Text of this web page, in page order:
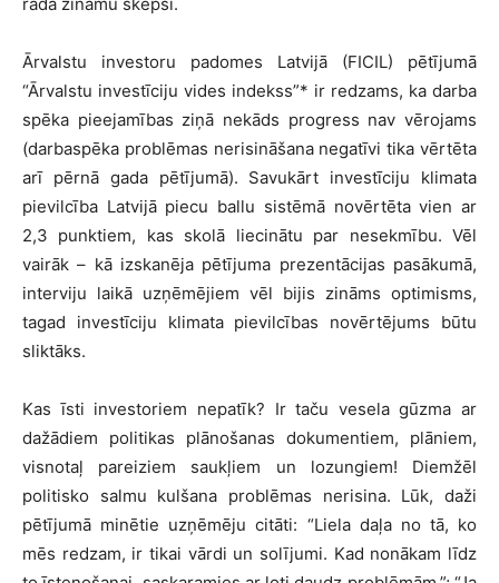
Ārvalstu investoru padomes Latvijā (FICIL) pētījumā
“Ārvalstu investīciju vides indekss”* ir redzams, ka darba
spēka pieejamības ziņā nekāds progress nav vērojams
(darbaspēka problēmas nerisināšana negatīvi tika vērtēta
arī pērnā gada pētījumā). Savukārt investīciju klimata
pievilcība Latvijā piecu ballu sistēmā novērtēta vien ar
2,3 punktiem, kas skolā liecinātu par nesekmību. Vēl
vairāk – kā izskanēja pētījuma prezentācijas pasākumā,
interviju laikā uzņēmējiem vēl bijis zināms optimisms,
tagad investīciju klimata pievilcības novērtējums būtu
sliktāks.
Kas īsti investoriem nepatīk? Ir taču vesela gūzma ar
dažādiem politikas plānošanas dokumentiem, plāniem,
visnotaļ pareiziem saukļiem un lozungiem! Diemžēl
politisko salmu kulšana problēmas nerisina. Lūk, daži
pētījumā minētie uzņēmēju citāti: “Liela daļa no tā, ko
mēs redzam, ir tikai vārdi un solījumi. Kad nonākam līdz